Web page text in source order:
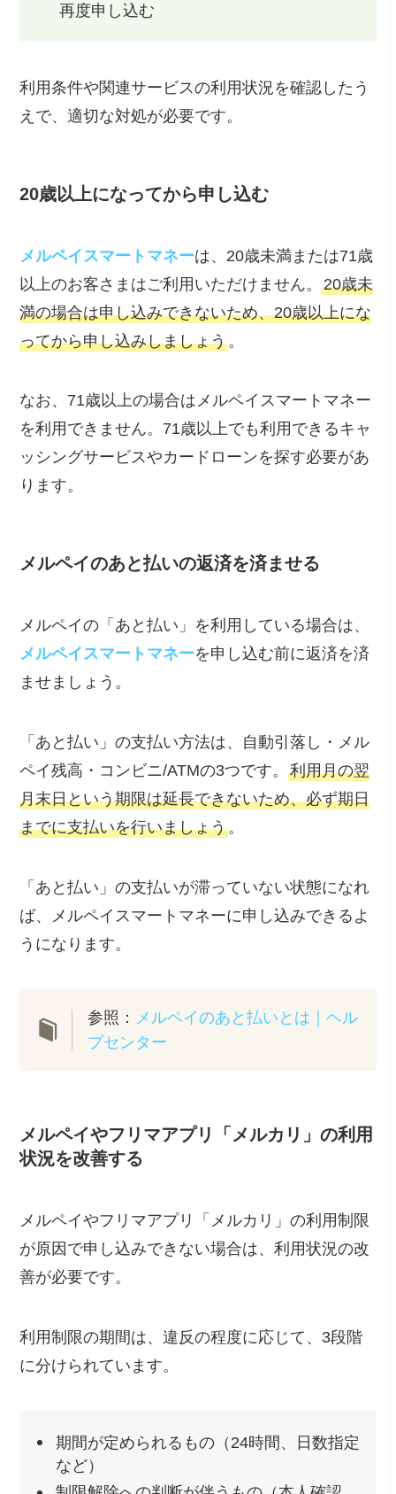
再度申し込む
利用条件や関連サービスの利用状況を確認したう
えで、適切な対処が必要です。
20歳以上になってから申し込む
メルペイスマートマネーは、20歳未満または71歳
以上のお客さまはご利用いただけません。20歳未
満の場合は申し込みできないため、20歳以上にな
ってから申し込みしましょう。
なお、71歳以上の場合はメルペイスマートマネー
を利用できません。71歳以上でも利用できるキャ
ッシングサービスやカードローンを探す必要があ
ります。
メルペイのあと払いの返済を済ませる
メルペイの「あと払い」を利用している場合は、
メルペイスマートマネーを申し込む前に返済を済
ませましょう。
「あと払い」の支払い方法は、自動引落し・メル
ペイ残高・コンビニ/ATMの3つです。利用月の翌
月末日という期限は延長できないため、必ず期日
までに支払いを行いましょう。
「あと払い」の支払いが滞っていない状態になれ
ば、メルペイスマートマネーに申し込みできるよ
うになります。
参照： メルペイのあと払いとは｜ヘル
プセンター
メルペイやフリマアプリ「メルカリ」の利用
状況を改善する
メルペイやフリマアプリ「メルカリ」の利用制限
が原因で申し込みできない場合は、利用状況の改
善が必要です。
利用制限の期間は、違反の程度に応じて、3段階
に分けられています。
期間が定められるもの（24時間、日数指定
など）